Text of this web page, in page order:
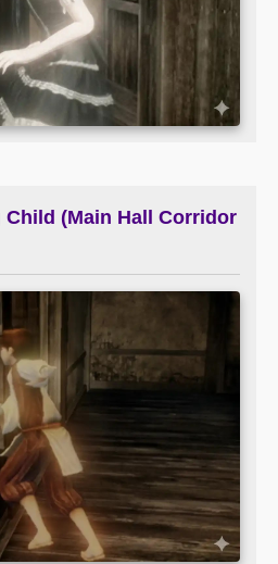
Child (Main Hall Corridor